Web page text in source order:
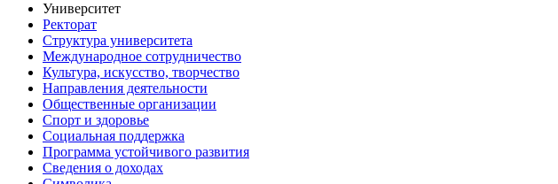
Университет
Ректорат
Структура университета
Международное сотрудничество
Культура, искусство, творчество
Направления деятельности
Общественные организации
Спорт и здоровье
Социальная поддержка
Программа устойчивого развития
Сведения о доходах